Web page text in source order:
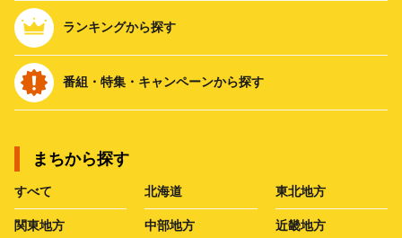
ランキングから探す
番組・特集・キャンペーンから探す
まちから探す
すべて 北海道 東北地方
関東地方 中部地方 近畿地方